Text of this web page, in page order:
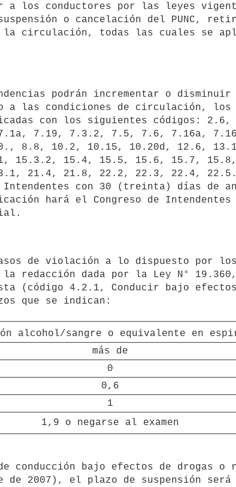
a los conductores por las leyes
o cancelación del PUNC,
la circulación, todas las cuales se
a las condiciones de circulación,
con los siguientes códigos:
7.19, 7.3.2, 7.5, 7.6, 7.16a,
8.8, 10.2, 10.15, 10.20d, 12.6,
15.3.2, 15.4, 15.5, 15.6, 15.7,
21.4, 21.8, 22.2, 22.3, 22.4,
Intendentes con 30 (treinta) días de
hará el Congreso de
la redacción dada por la Ley N°
(código 4.2.1, Conducir bajo efectos
que se indican:
alcohol/sangre o equivalente en
más de
0
0,6
1
1,9 o negarse al examen
de 2007), el plazo de suspensión